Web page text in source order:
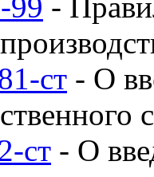
ст - О
ст - О